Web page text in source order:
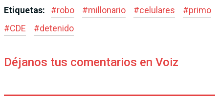
Etiquetas: #robo #millonario #celulares #primo
#CDE #detenido
Déjanos tus comentarios en Voiz